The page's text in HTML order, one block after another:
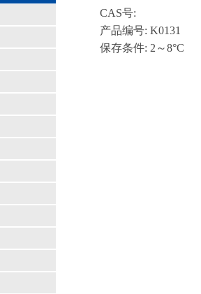
CAS号:
产品编号: K0131
保存条件: 2～8°C